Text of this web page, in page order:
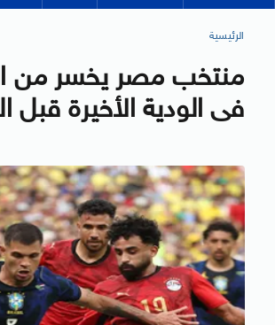
الرئيسية
منتخب مصر يخسر من
فى الودية الأخيرة قبل